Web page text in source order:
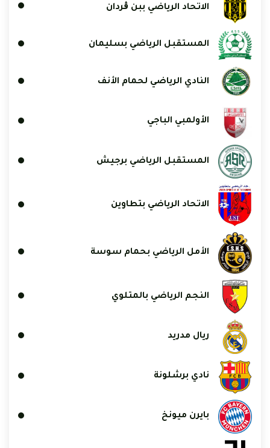
الاتحاد الرياضي ببن ڨردان
المستقبل الرياضي بسليمان
النادي الرياضي لحمام الأنف
الأولمبي الباجي
المستقبل الرياضي برجيش
الاتحاد الرياضي بتطاوين
الأمل الرياضي بحمام سوسة
النجم الرياضي بالمتلوي
ريال مدريد
نادي برشلونة
بايرن ميونخ